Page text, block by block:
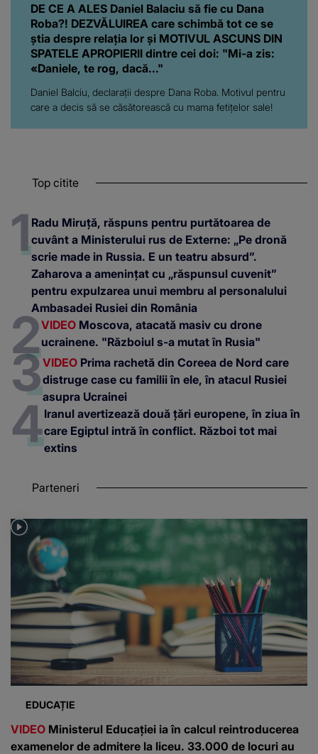
DE CE A ALES Daniel Balaciu să fie cu Dana
Roba?! DEZVĂLUIREA care schimbă tot ce se
știa despre relația lor și MOTIVUL ASCUNS DIN
SPATELE APROPIERII dintre cei doi: "Mi-a zis:
«Daniele, te rog, dacă..."
Daniel Balciu, declarații despre Dana Roba. Motivul pentru
care a decis să se căsătorească cu mama fetițelor sale!
Top citite
Radu Miruță, răspuns pentru purtătoarea de
cuvânt a Ministerului rus de Externe: „Pe dronă
scrie made in Russia. E un teatru absurd”.
Zaharova a amenințat cu „răspunsul cuvenit”
pentru expulzarea unui membru al personalului
Ambasadei Rusiei din România
VIDEO Moscova, atacată masiv cu drone
ucrainene. "Războiul s-a mutat în Rusia"
VIDEO Prima rachetă din Coreea de Nord care
distruge case cu familii în ele, în atacul Rusiei
asupra Ucrainei
Iranul avertizează două țări europene, în ziua în
care Egiptul intră în conflict. Război tot mai
extins
Parteneri
EDUCAȚIE
VIDEO Ministerul Educației ia în calcul reintroducerea
examenelor de admitere la liceu. 33.000 de locuri au